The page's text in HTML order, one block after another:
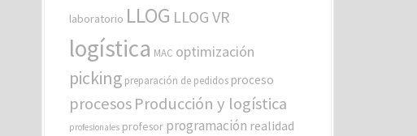
laboratorio LLOG LLOG VR
logística MAC optimización
picking preparación de pedidos proceso
procesosProducción y logística
profesionales profesor programación realidad